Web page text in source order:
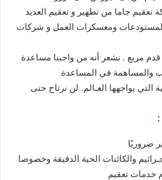
تعقيم جاما من تطهير و تعقيم العديد
ومعسكرات العمل و شركات
وتعقيم أكثر من 200000 قدم مربع . نشعر أنه من واجبنا مساعدة
والمساهمة في المساعدة
التي يواجهها العـالم. لن نرتاح حتى
:
ضروريًا
والكائنات الحية الدقيقة وخصوصا
خدمات تعقيم